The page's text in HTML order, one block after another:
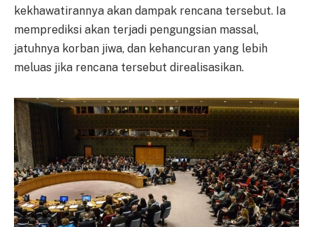
kekhawatirannya akan dampak rencana tersebut. Ia
memprediksi akan terjadi pengungsian massal,
jatuhnya korban jiwa, dan kehancuran yang lebih
meluas jika rencana tersebut direalisasikan.